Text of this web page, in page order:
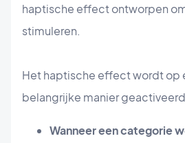
haptische effect ontworpen
stimuleren.
Het haptische effect wordt op
belangrijke manier
Wanneer een categorie